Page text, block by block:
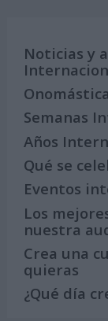
Noticias y
Semanas
Años
Qué se
Eventos
Los
nuestra
Crea una
quieras
¿Qué día